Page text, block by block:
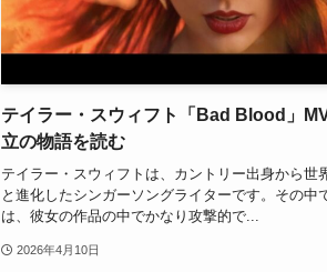
テイラー・スウィフト「Bad Blood」
立の物語を読む
テイラー・スウィフトは、カントリー出身から世
と進化したシンガーソングライターです。その中
は、彼女の作品の中でかなり攻撃的で...
2026年4月10日